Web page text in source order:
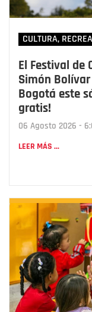
CULTURA,
El Festival de
Simón
Bogotá este
gratis!
06 Agosto 2026 -
LEER MÁS ...